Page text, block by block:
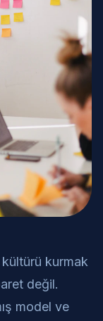
kurmak
değil.
model ve